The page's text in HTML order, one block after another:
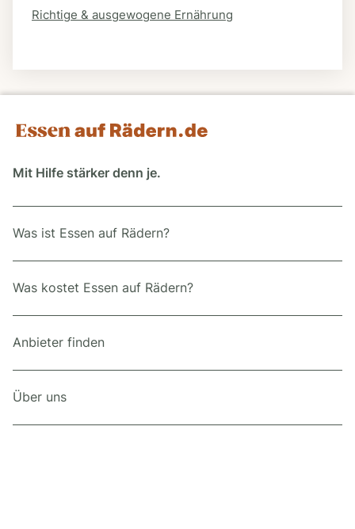
Richtige & ausgewogene Ernährung
Mit Hilfe stärker denn je.
Was ist Essen auf Rädern?
Was kostet Essen auf Rädern?
Anbieter finden
Über uns